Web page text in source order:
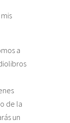
a
de la
un